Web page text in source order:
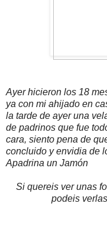
Ayer hicieron los 18
ya con mi ahijado en
la tarde de ayer una
de padrinos que fue
cara, siento pena de
concluido y envidia de
Apadrina un Jamón
Si quereis ver unas
podeis verlas